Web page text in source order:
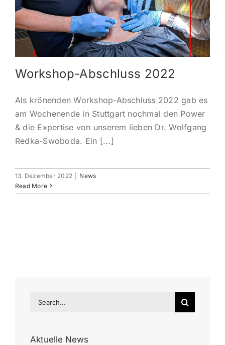
KONTAKT
ANMELDEN
SEARCH
Workshop-Abschluss 2022
Als krönenden Workshop-Abschluss 2022 gab es
am Wochenende in Stuttgart nochmal den Power
& die Expertise von unserem lieben Dr. Wolfgang
Redka-Swoboda. Ein [...]
13. Dezember 2022
News
Read More
Search
Aktuelle News